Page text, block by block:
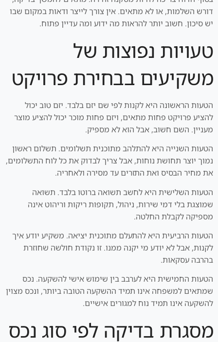
דורש השלמות, או לא מתאים. אין צורך לייצר ודאות במקום שבו
יש סיכון. חשוב יותר להראות מה ידוע ומה עדיין פתוח.
טעויות נפוצות של
משקיעים בבחירת פרויקט
הטעות הראשונה היא לקנות לפי שם יזם בלבד. יזם טוב יכול
להציע פרויקט פחות מתאים, ויזם פחות מוכר יכול להציע מוצר
מעניין. השם חשוב, אבל הוא לא מספיק.
הטעות השנייה היא להתלהב מתוכנית תשלומים. תשלום ראשון
נמוך יוצר תחושת נוחות, אבל צריך לבדוק את כל לוח התשלומים,
את מחיר הבסיס ואת התזרים עד מסירה ולאחריה.
הטעות השלישית היא לחשב תשואה ברוטו בלבד. תשואה
שמוצגת בלי דמי שירות, ניהול, תקופות ריקות וריהוט אינה
מספיקה לקבלת החלטה.
הטעות הרביעית היא להתעלם מתוכנית יציאה. משקיע יודע איך
לקנות, אבל לא יודע מי יקנה ממנו. זו נקודת חולשה שחוזרת
בהרבה עסקאות.
הטעות החמישית היא לערבב בין שימוש אישי להשקעה. נכס
שמתאים למשפחה אינו תמיד ההשקעה הטובה ביותר, ונכס מצוין
להשקעה אינו תמיד נוח למגורים אישיים.
מסגרת בדיקה לפי סוג נכס